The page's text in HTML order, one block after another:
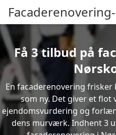
Få 3 tilbud på
En facaderenovering
som ny. Det giver et flot
ejendomsvurdering og
dens murværk. Indhent 3